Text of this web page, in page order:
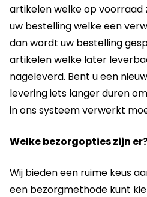
artikelen welke op voorraad
uw bestelling welke een
dan wordt uw bestelling
artikelen welke later
nageleverd. Bent u een
levering iets langer duren
in ons systeem verwerkt
Welke bezorgopties zijn
Wij bieden een ruime keus
een bezorgmethode kunt